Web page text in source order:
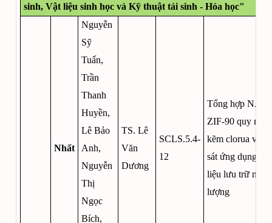
sinh, Vật liệu sinh học và Kỹ thuật tái sinh - Hóa học"
Nhất
Nguyễn
Sỹ
Tuấn,
Trần
Thanh
Huyền,
Lê Bảo
Anh,
Nguyễn
Thị
Ngọc
Bích,
TS. Lê
Văn
Dương
SCLS.5.4-
12
Tổng hợp
ZIF-90 quy mô
kẽm clorua và
sát ứng dụng
liệu lưu trữ năng
lượng